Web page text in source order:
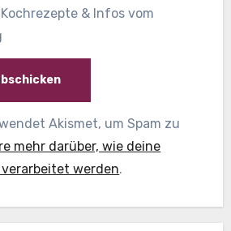
& Infos vom
Akismet, um Spam zu
mehr darüber, wie deine
werden.